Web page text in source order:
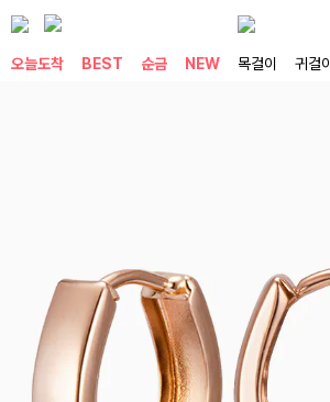
오늘도착 BEST 순금 NEW 목걸이 귀걸이